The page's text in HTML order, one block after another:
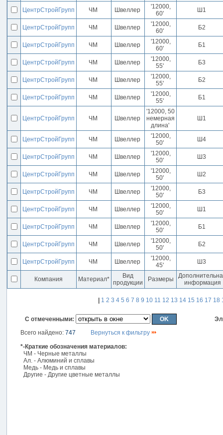
ЦентрСтройГрупп ЧМ Швеллер
'12000,
60'
Ш1
ЦентрСтройГрупп ЧМ Швеллер
'12000,
60'
Б2
ЦентрСтройГрупп ЧМ Швеллер
'12000,
60'
Б1
ЦентрСтройГрупп ЧМ Швеллер
'12000,
55'
Б3
ЦентрСтройГрупп ЧМ Швеллер
'12000,
55'
Б2
ЦентрСтройГрупп ЧМ Швеллер
'12000,
55'
Б1
ЦентрСтройГрупп ЧМ Швеллер
'12000, 50
немерная
длина'
Ш1
ЦентрСтройГрупп ЧМ Швеллер
'12000,
50'
Ш4
ЦентрСтройГрупп ЧМ Швеллер
'12000,
50'
Ш3
ЦентрСтройГрупп ЧМ Швеллер
'12000,
50'
Ш2
ЦентрСтройГрупп ЧМ Швеллер
'12000,
50'
Б3
ЦентрСтройГрупп ЧМ Швеллер
'12000,
50'
Ш1
ЦентрСтройГрупп ЧМ Швеллер
'12000,
50'
Б1
ЦентрСтройГрупп ЧМ Швеллер
'12000,
50'
Б2
ЦентрСтройГрупп ЧМ Швеллер
'12000,
45'
Ш3
Компания Материал*
Вид
продукции
Размеры
информация
1 2 3 4 5 6 7 8 9 10 11 12 13 14 15 16 17 18
С отмеченными:
Всего найдено: 747
Вернуться к фильтру
*-Краткие обозначения материалов:
ЧМ - Черные металлы
Ал. - Алюминий и сплавы
Медь - Медь и сплавы
Другие - Другие цветные металлы